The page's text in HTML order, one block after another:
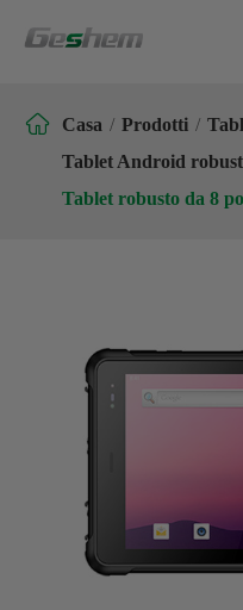
 Casa Prodotti
Tablet Android
Tablet robusto da 8